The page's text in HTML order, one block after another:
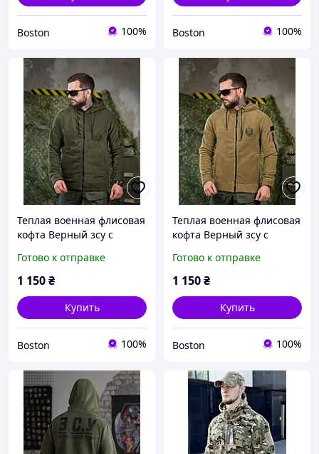
Boston 100% Boston 100%
Теплая военная флисовая
кофта Верный зсу с
военная кофта на флисе,
теплая армейская флиска
Готово к отправке
1 150₴
Купить
Boston 100%
Теплая военная флисовая
кофта Верный зсу с
военная кофта на флисе,
теплая армейская флиска
Готово к отправке
1 150₴
Купить
Boston 100%